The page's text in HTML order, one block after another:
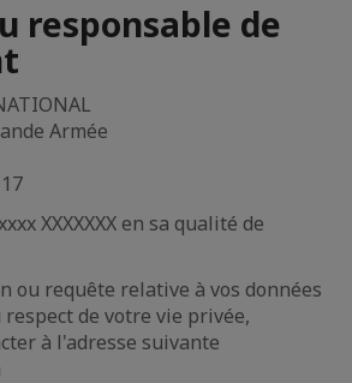
responsable de
Armée
XXXXXXX en sa qualité de
ou requête relative à vos données
de votre vie privée,
à l'adresse suivante